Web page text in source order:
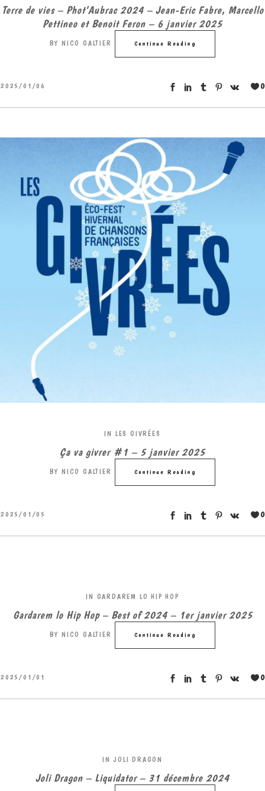
Terre de vies – Phot’Aubrac 2024 – Jean-Eric Fabre, Marcello
Pettineo et Benoit Feron – 6 janvier 2025
BY NICO GALTIER Continue Reading
2025/01/06 0
IN LES GIVRÉES
Ça va givrer #1 – 5 janvier 2025
BY NICO GALTIER Continue Reading
2025/01/05 0
IN GARDAREM LO HIP HOP
Gardarem lo Hip Hop – Best of 2024 – 1er janvier 2025
BY NICO GALTIER Continue Reading
2025/01/01 0
IN JOLI DRAGON
Joli Dragon – Liquidator – 31 décembre 2024